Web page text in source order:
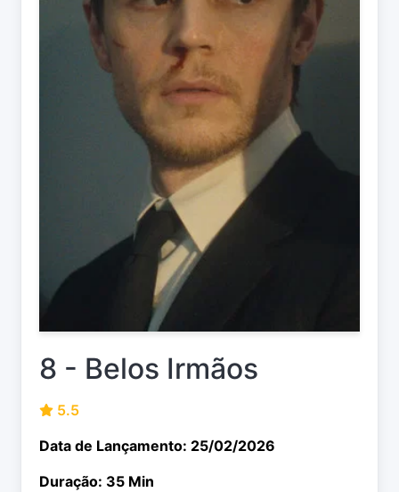
8 - Belos Irmãos
5.5
Data de Lançamento: 25/02/2026
Duração: 35 Min